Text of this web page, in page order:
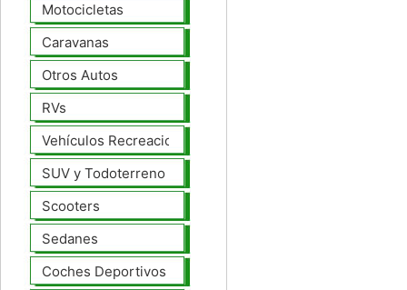
Motocicletas
Caravanas
Otros Autos
RVs
Vehículos Recreacionales
SUV y Todoterreno
Scooters
Sedanes
Coches Deportivos